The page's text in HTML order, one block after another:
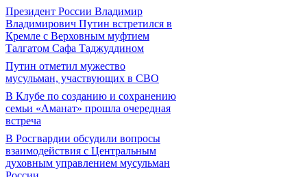
Президент России Владимир
Владимирович Путин встретился в
Кремле с Верховным муфтием
Талгатом Сафа Таджуддином
Путин отметил мужество
мусульман, участвующих в СВО
В Клубе по созданию и сохранению
семьи «Аманат» прошла очередная
встреча
В Росгвардии обсудили вопросы
взаимодействия с Центральным
духовным управлением мусульман